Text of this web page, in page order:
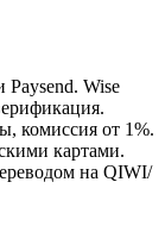
Wise
комиссия от 1%.
картами.
на QIWI/